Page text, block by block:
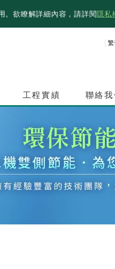
。欲瞭解詳細內容，請詳閱隱私
工程實績 聯絡我